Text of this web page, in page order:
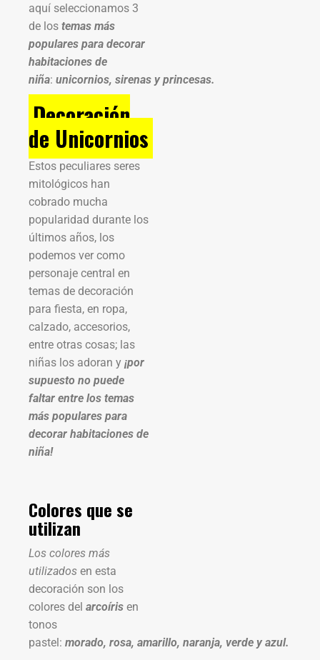
aquí seleccionamos 3
de los temas más
populares para decorar
habitaciones de
niña: unicornios, sirenas y princesas.
Decoración
de Unicornios
Estos peculiares seres
mitológicos han
cobrado mucha
popularidad durante los
últimos años, los
podemos ver como
personaje central en
temas de decoración
para fiesta, en ropa,
calzado, accesorios,
entre otras cosas; las
niñas los adoran y ¡por
supuesto no puede
faltar entre los temas
más populares para
decorar habitaciones de
niña!
Colores que se
utilizan
Los colores más
utilizados en esta
decoración son los
colores del arcoíris en
tonos
pastel: morado, rosa, amarillo, naranja, verde y azul.